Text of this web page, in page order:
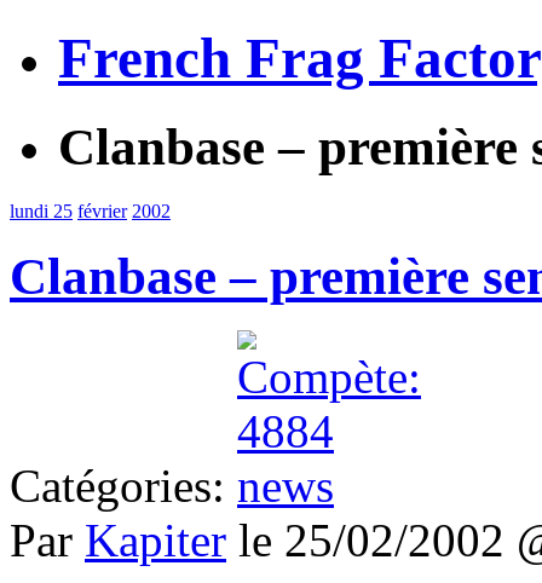
French Frag
Clanbase – première
lundi 25 février 2002
Clanbase – première
Catégories:
Par Kapiter le 25/02/2002